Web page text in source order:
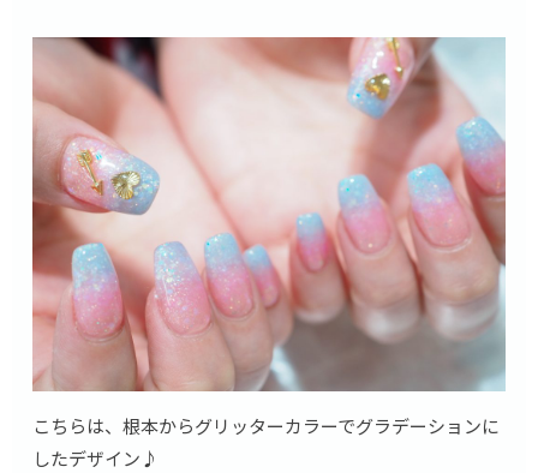
こちらは、根本からグリッターカラーでグラデーションに
したデザイン♪